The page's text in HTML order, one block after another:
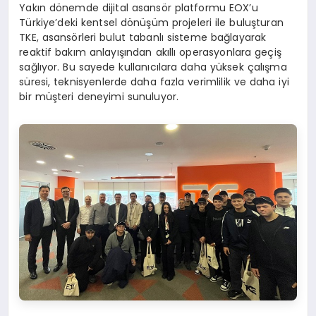
Yakın dönemde dijital asansör platformu EOX’u
Türkiye’deki kentsel dönüşüm projeleri ile buluşturan
TKE, asansörleri bulut tabanlı sisteme bağlayarak
reaktif bakım anlayışından akıllı operasyonlara geçiş
sağlıyor. Bu sayede kullanıcılara daha yüksek çalışma
süresi, teknisyenlerde daha fazla verimlilik ve daha iyi
bir müşteri deneyimi sunuluyor.